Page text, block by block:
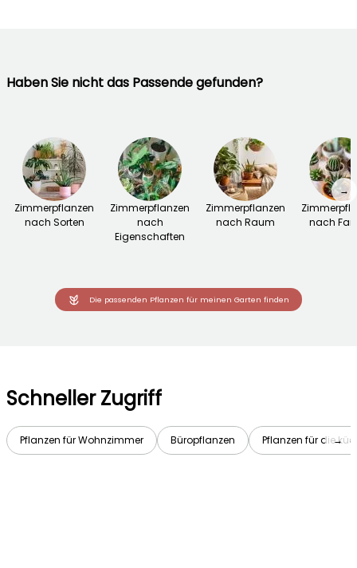
Haben Sie nicht das Passende gefunden?
Zimmerpflanzen
nach Sorten
Zimmerpflanzen
nach
Eigenschaften
Zimmerpflanzen
nach Raum
nach
→
Die passenden Pflanzen für meinen Garten finden
Schneller Zugriff
Pflanzen für Wohnzimmer Büropflanzen Pflanzen für die→